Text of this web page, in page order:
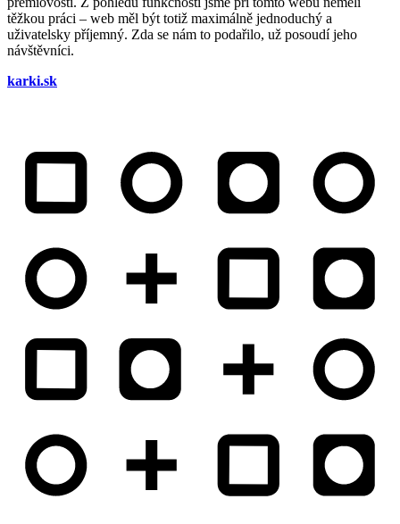
těžkou práci – web měl být totiž maximálně jednoduchý a
uživatelsky příjemný. Zda se nám to podařilo, už posoudí jeho
návštěvníci.
karki.sk